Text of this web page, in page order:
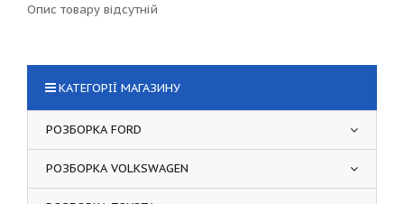
Опис товару відсутній
КАТЕГОРІЇ МАГАЗИНУ
РОЗБОРКА FORD
РОЗБОРКА VOLKSWAGEN